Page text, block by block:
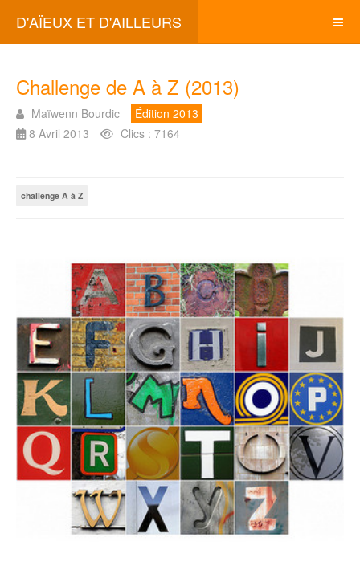
D'AÏEUX ET D'AILLEURS
Challenge de A à Z (2013)
Maïwenn Bourdic
Édition 2013
8 Avril 2013
Clics : 7164
challenge A à Z